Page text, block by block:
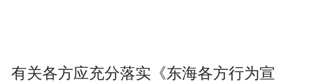
有关各方应充分落实《东海各方行为宣